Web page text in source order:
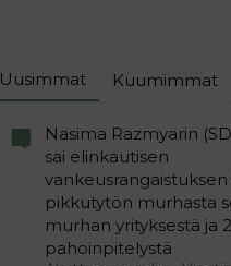
Uusimmat Kuumimmat
Nasima Razmyarin
sai elinkautisen
vankeusrangaistuksen
pikkutytön murhasta
murhan yrityksestä ja
pahoinpitelystä